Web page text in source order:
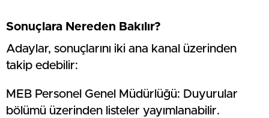
Sonuçlara Nereden Bakılır?
Adaylar, sonuçlarını iki ana kanal üzerinden
takip edebilir:
MEB Personel Genel Müdürlüğü: Duyurular
bölümü üzerinden listeler yayımlanabilir.